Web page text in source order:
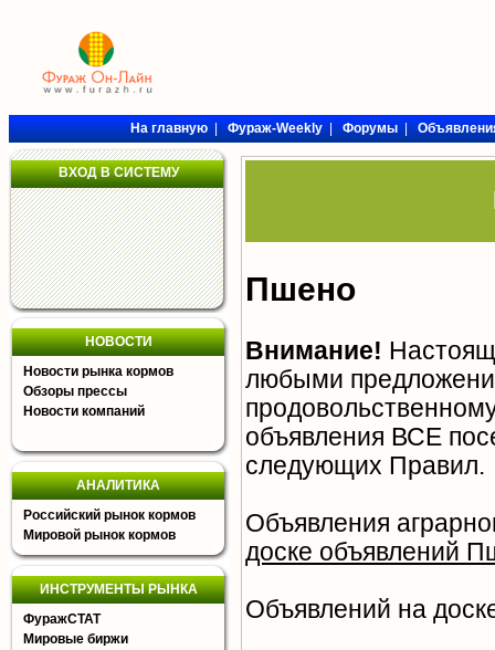
На главную|Фураж-Weekly|Форумы|
ВХОД В СИСТЕМУ
НОВОСТИ
Новости рынка кормов
Обзоры прессы
Новости компаний
АНАЛИТИКА
Российский рынок кормов
Мировой рынок кормов
ИНСТРУМЕНТЫ РЫНКА
ФуражСТАТ
Мировые биржи
Пшено
Внимание!
любыми
объявления ВСЕ
следующих Правил.
Объявления
доске объявлений
Объявлений на